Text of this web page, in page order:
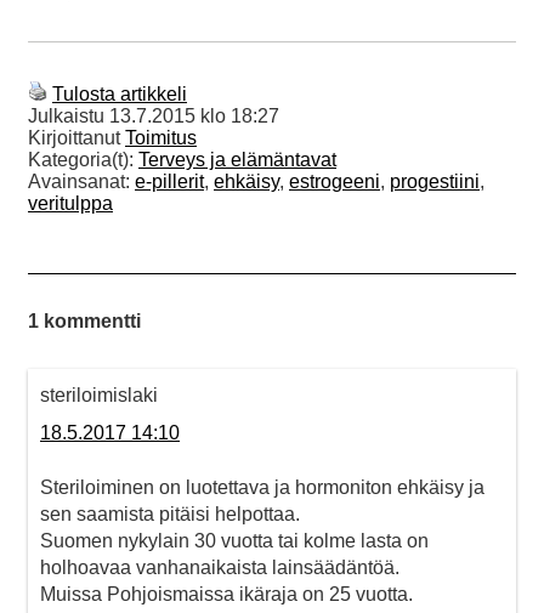
Tulosta artikkeli
Julkaistu 13.7.2015 klo 18:27
KirjoittanutToimitus
Kategoria(t): Terveys ja elämäntavat
Avainsanat: e-pillerit, ehkäisy, estrogeeni, progestiini,
veritulppa
1 kommentti
steriloimislaki
18.5.2017 14:10
Steriloiminen on luotettava ja hormoniton ehkäisy ja
sen saamista pitäisi helpottaa.
Suomen nykylain 30 vuotta tai kolme lasta on
holhoavaa vanhanaikaista lainsäädäntöä.
Muissa Pohjoismaissa ikäraja on 25 vuotta.